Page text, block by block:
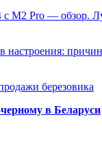
с M2 Pro — обзор.
настроения:
березовика
в Беларуси